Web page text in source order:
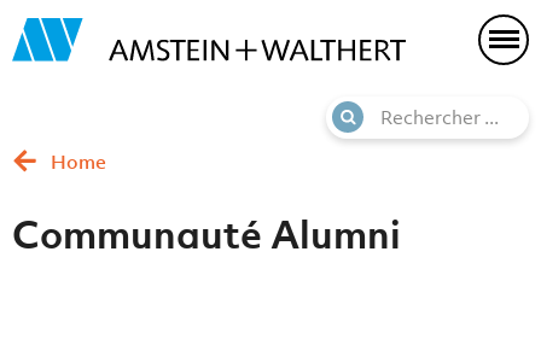
Home
Communauté Alumni